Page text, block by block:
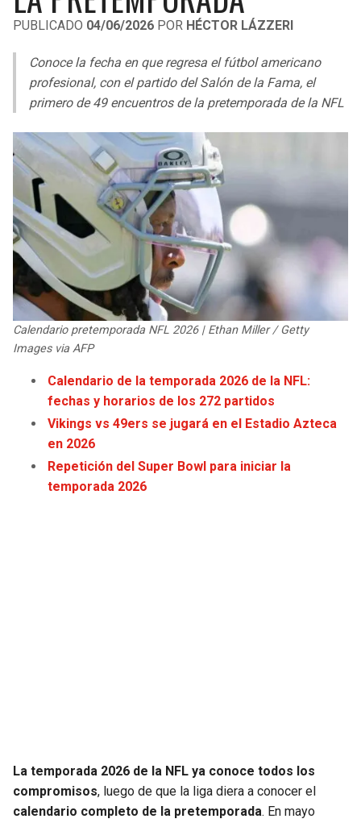
LIGA DE EXPANSIÓN MX
UEFA EUROPA LEAGUE
MLS
COPA SUDAMERICANA
LIGA BETPLAY
OTRAS LIGAS
CHARGERS
BENGALS
BROWNS
STEELERS
TEXANS
COLTS
JAGUARS
TITANS
COWBOYS
BEARS
PISTONS
BUCKS
HAWKS
HORNETS
HEAT
MAGIC
WIZARDS
WARRIORS
CLIPPERS
SPURS
PUBLICADO 04/06/2026 POR HÉCTOR LÁZZERI
Conoce la fecha en que regresa el fútbol americano
profesional, con el partido del Salón de la Fama, el
primero de 49 encuentros de la pretemporada de la NFL
Calendario pretemporada NFL 2026 | Ethan Miller / Getty
Images via AFP
Calendario de la temporada 2026 de la NFL:
fechas y horarios de los 272 partidos
Vikings vs 49ers se jugará en el Estadio Azteca
en 2026
Repetición del Super Bowl para iniciar la
temporada 2026
La temporada 2026 de la NFL ya conoce todos los
compromisos, luego de que la liga diera a conocer el
calendario completo de la pretemporada. En mayo